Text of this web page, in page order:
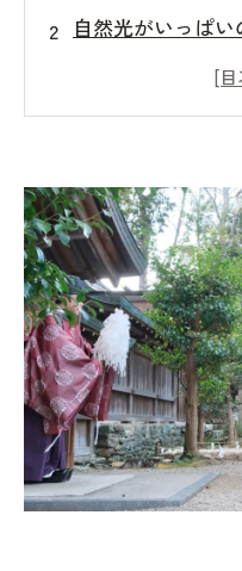
自然光がいっぱ
神社の歴史と四
伊太祁曽神社で
伊太祁曽神社で
見ているだけ
キキフォトワ
伊太祁曽神社への
伊太祈曽神社の駐
キキフォトワ
監修者：池田一喜